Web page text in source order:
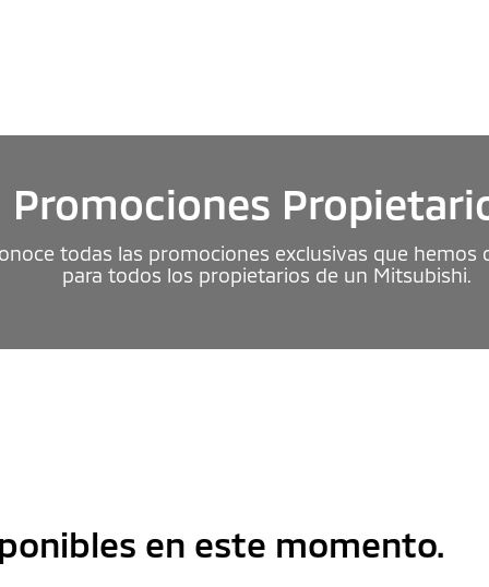
Promociones
todas las promociones exclusivas que hemos
para todos los propietarios de un Mitsubishi.
en este momento.